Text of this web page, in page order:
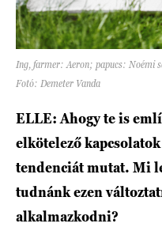
Ing, farmer: Aeron; papucs: Noémi
Fotó: Demeter Vanda
ELLE: Ahogy te is
elkötelező
tendenciát mutat. Mi
tudnánk ezen
alkalmazkodni?